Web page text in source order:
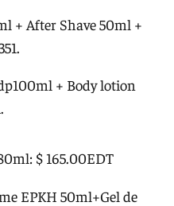
+ After Shave 50ml +
+ Body lotion
$ 165.00EDT
EPKH 50ml+Gel de